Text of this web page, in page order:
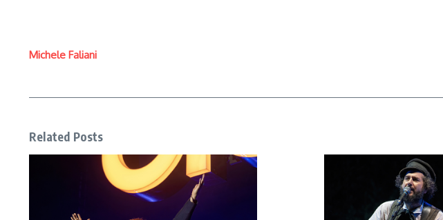
Michele Faliani
Related Posts